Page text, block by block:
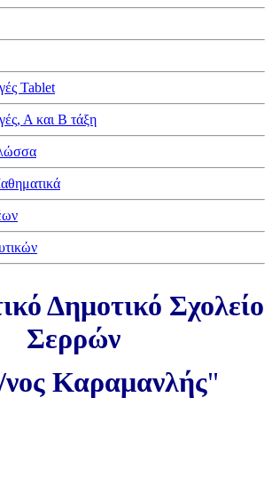
Tablet
Α και Β τάξη
Δημοτικό Σχολείο
Σερρών
Καραμανλής"